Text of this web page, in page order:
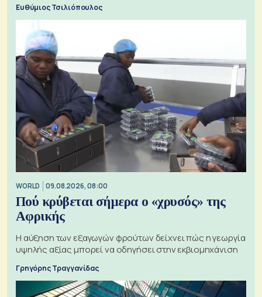
Ευθύμιος Τσιλιόπουλος
WORLD 09.08.2026, 08:00
Πού κρύβεται σήμερα ο «χρυσός» της
Αφρικής
Η αύξηση των εξαγωγών φρούτων δείχνει πώς η γεωργία
υψηλής αξίας μπορεί να οδηγήσει στην εκβιομηχάνιση
Γρηγόρης Τραγγανίδας